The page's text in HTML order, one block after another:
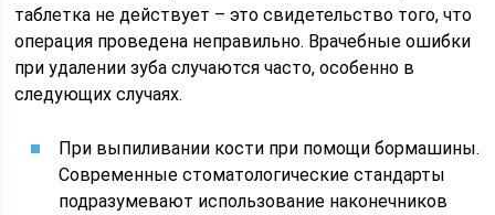
таблетка не действует – это свидетельство того, что
операция проведена неправильно. Врачебные ошибки
при удалении зуба случаются часто, особенно в
следующих случаях.
При выпиливании кости при помощи бормашины.
Современные стоматологические стандарты
подразумевают использование наконечников